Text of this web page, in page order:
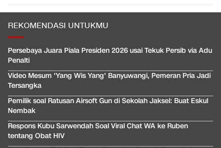
REKOMENDASI UNTUKMU
Persebaya Juara Piala Presiden 2026 usai Tekuk Persib via Adu
Penalti
Video Mesum 'Yang Wis Yang' Banyuwangi, Pemeran Pria Jadi
Tersangka
Pemilik soal Ratusan Airsoft Gun di Sekolah Jaksel: Buat Eskul
Nembak
Respons Kubu Sarwendah Soal Viral Chat WA ke Ruben
tentang Obat HIV